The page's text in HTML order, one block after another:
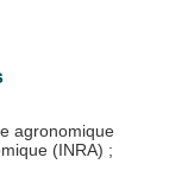
agronomique
(INRA) ;